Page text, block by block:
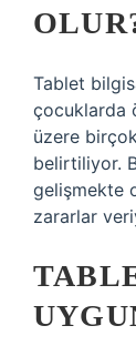
Tablet
çocuklarda
üzere
belirtiliyor.
gelişmekte
zararlar